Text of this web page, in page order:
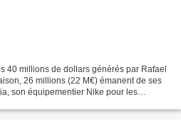
40 millions de dollars générés par Rafael
26 millions (22 M€) émanent de ses
son équipementier Nike pour les